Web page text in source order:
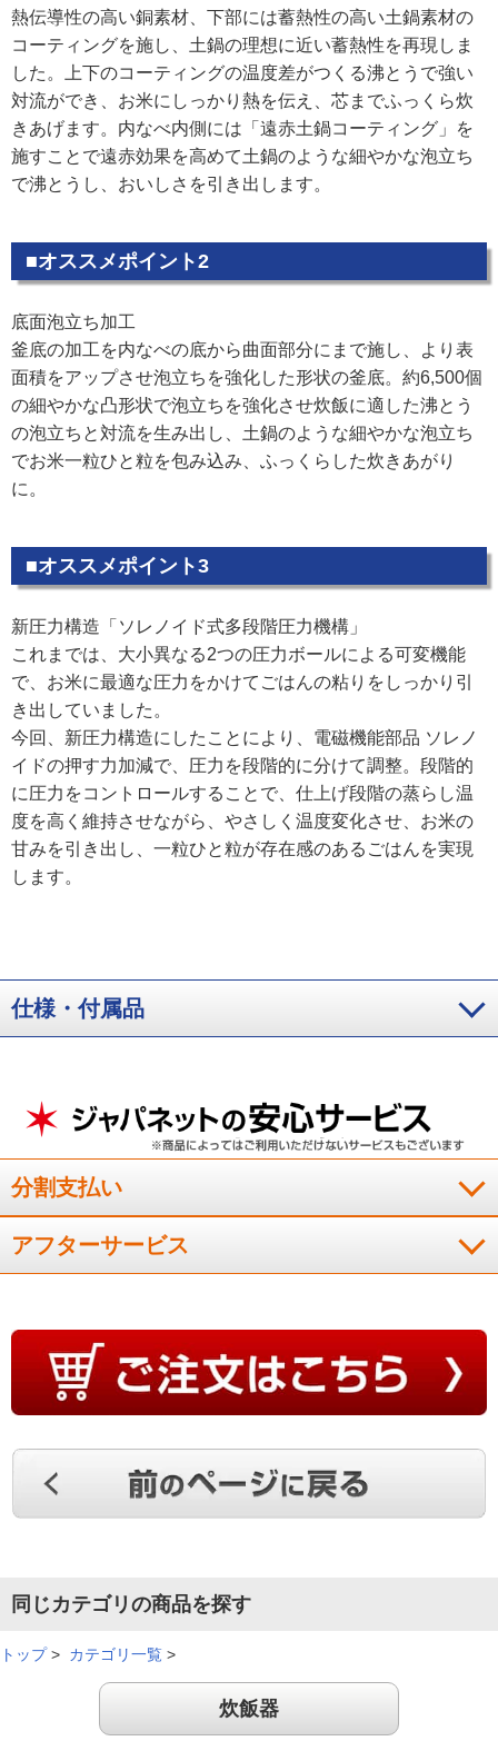
熱伝導性の高い銅素材、下部には蓄熱性の高い土鍋素材の
コーティングを施し、土鍋の理想に近い蓄熱性を再現しま
した。上下のコーティングの温度差がつくる沸とうで強い
対流ができ、お米にしっかり熱を伝え、芯までふっくら炊
きあげます。内なべ内側には「遠赤土鍋コーティング」を
施すことで遠赤効果を高めて土鍋のような細やかな泡立ち
で沸とうし、おいしさを引き出します。
■オススメポイント2
底面泡立ち加工
釜底の加工を内なべの底から曲面部分にまで施し、より表
面積をアップさせ泡立ちを強化した形状の釜底。約6,500個
の細やかな凸形状で泡立ちを強化させ炊飯に適した沸とう
の泡立ちと対流を生み出し、土鍋のような細やかな泡立ち
でお米一粒ひと粒を包み込み、ふっくらした炊きあがり
に。
■オススメポイント3
新圧力構造「ソレノイド式多段階圧力機構」
これまでは、大小異なる2つの圧力ボールによる可変機能
で、お米に最適な圧力をかけてごはんの粘りをしっかり引
き出していました。
今回、新圧力構造にしたことにより、電磁機能部品 ソレノ
イドの押す力加減で、圧力を段階的に分けて調整。段階的
に圧力をコントロールすることで、仕上げ段階の蒸らし温
度を高く維持させながら、やさしく温度変化させ、お米の
甘みを引き出し、一粒ひと粒が存在感のあるごはんを実現
します。
仕様・付属品
分割支払い
アフターサービス
同じカテゴリの商品を探す
トップ> カテゴリ一覧 >
炊飯器